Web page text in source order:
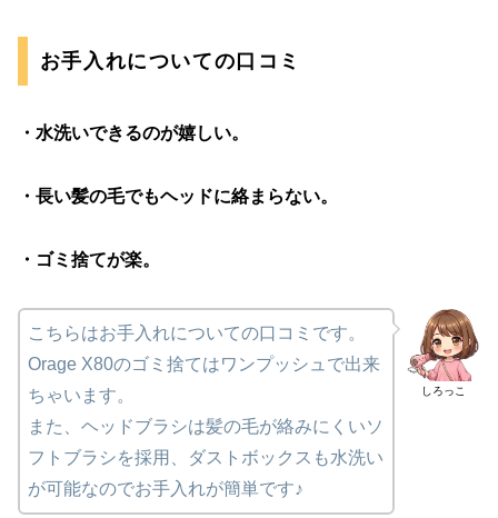
お手入れについての口コミ
・水洗いできるのが嬉しい。
・長い髪の毛でもヘッドに絡まらない。
・ゴミ捨てが楽。
しろっこ
こちらはお手入れについての口コミです。
Orage X80のゴミ捨てはワンプッシュで出来
ちゃいます。
また、ヘッドブラシは髪の毛が絡みにくいソ
フトブラシを採用、ダストボックスも水洗い
が可能なのでお手入れが簡単です♪